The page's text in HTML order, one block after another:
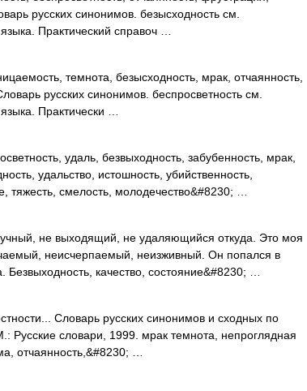
русских синонимов. безысходность см.
Практический справоч …
темнота, безысходность, мрак, отчаянность,
русских синонимов. беспросветность см.
Практически …
удаль, безвыходность, забубенность, мрак,
удальство, истошность, убийственность,
тяжесть, смелость, молодечество&#8230; …
не выходящий, не удаляющийся откуда. Это моя
неисчерпаемый, неизживный. Он попался в
качество, состояние&#8230; …
Словарь русских синонимов и сходных по
словари, 1999. мрак темнота, непроглядная
отчаянность,&#8230; …